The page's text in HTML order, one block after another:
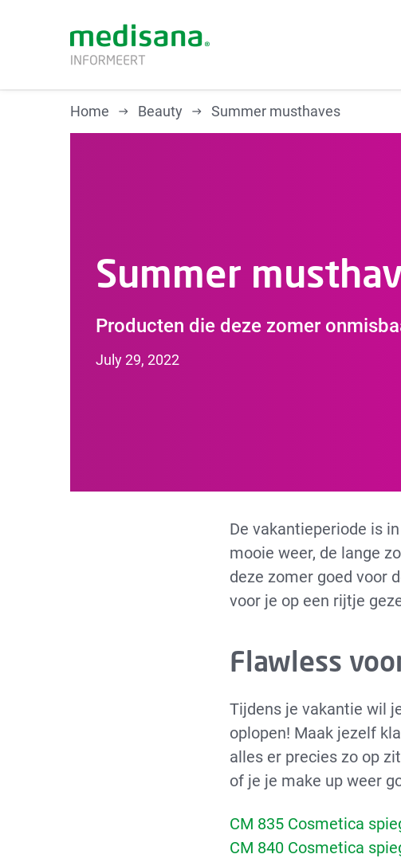
HEALTH
Lifestyle
BEAUTY
Body care
Home Beauty Summer musthaves
Summer
Producten die deze zomer
July 29, 2022
De vakantieperiode is
mooie weer, de lange
deze zomer goed voor
voor je op een rijtje
Flawless
Tijdens je vakantie wil
oplopen! Maak jezelf
alles er precies zo op
of je je make up weer
CM 835 Cosmetica
CM 840 Cosmetica